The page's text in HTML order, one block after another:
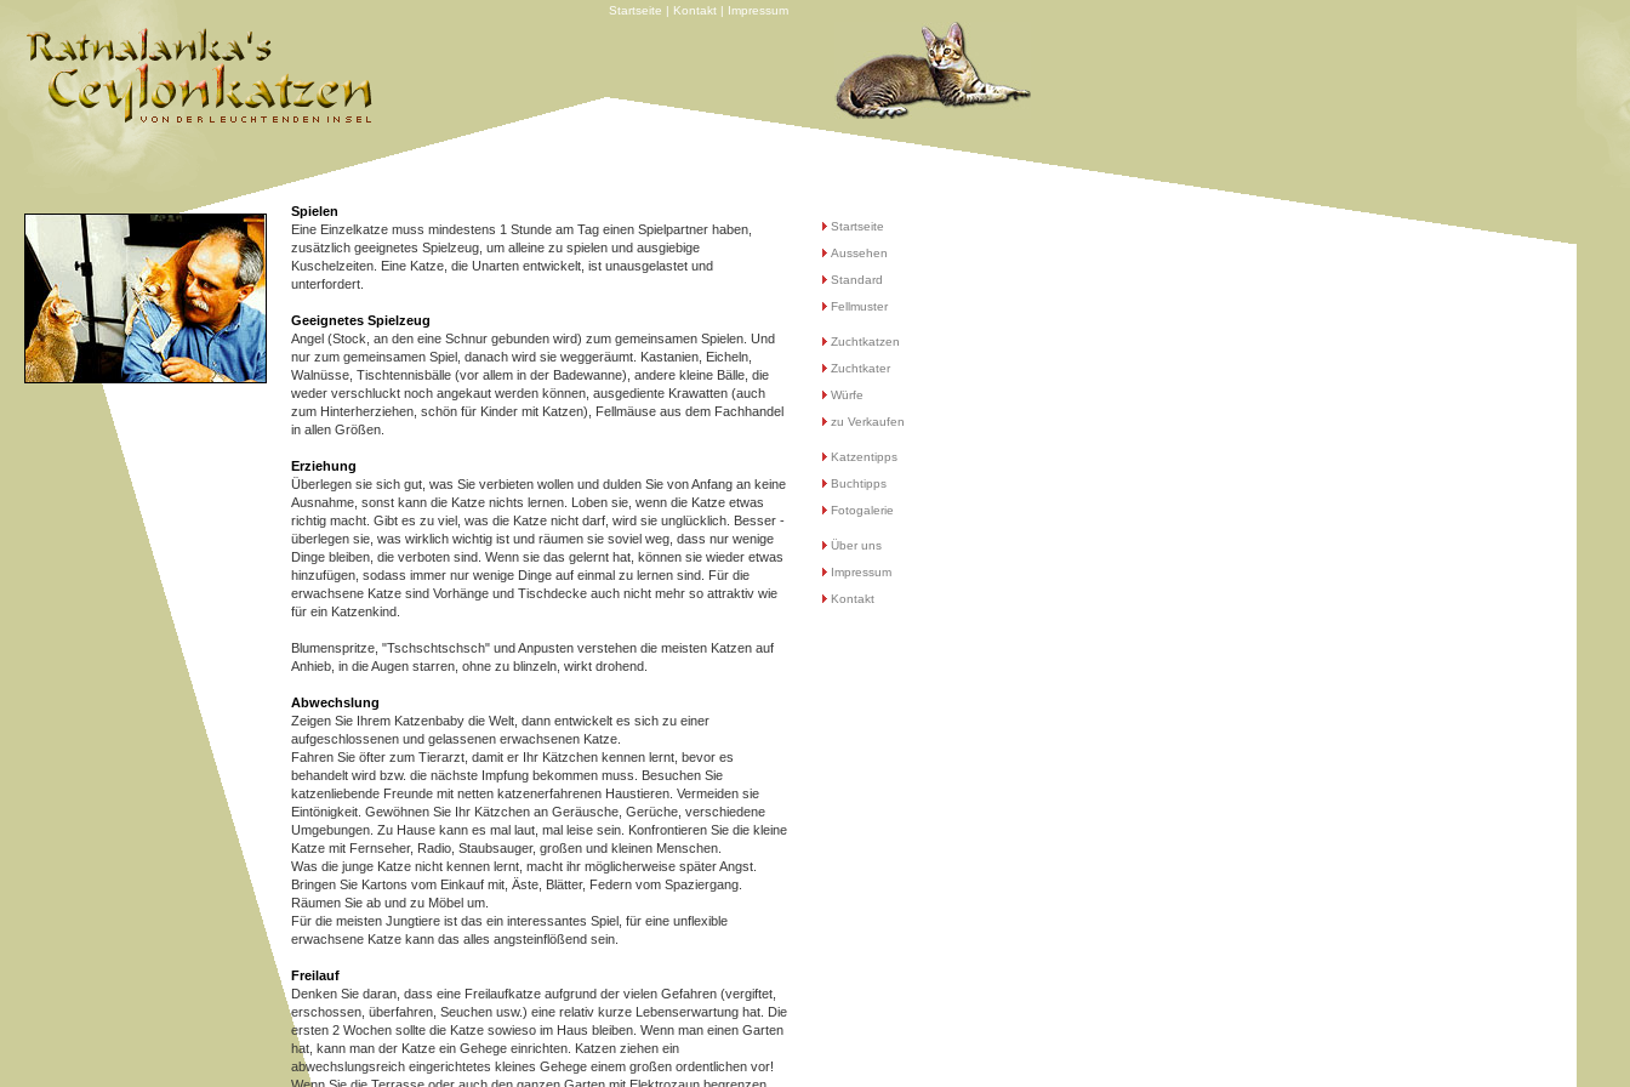
Startseite | Kontakt | Impressum
Spielen
Eine Einzelkatze muss mindestens 1 Stunde am Tag einen Spielpartner haben,
zusätzlich geeignetes Spielzeug, um alleine zu spielen und ausgiebige
Kuschelzeiten. Eine Katze, die Unarten entwickelt, ist unausgelastet und
unterfordert.
Geeignetes Spielzeug
Angel (Stock, an den eine Schnur gebunden wird) zum gemeinsamen Spielen. Und
nur zum gemeinsamen Spiel, danach wird sie weggeräumt. Kastanien, Eicheln,
Walnüsse, Tischtennisbälle (vor allem in der Badewanne), andere kleine Bälle, die
weder verschluckt noch angekaut werden können, ausgediente Krawatten (auch
zum Hinterherziehen, schön für Kinder mit Katzen), Fellmäuse aus dem Fachhandel
in allen Größen.
Erziehung
Überlegen sie sich gut, was Sie verbieten wollen und dulden Sie von Anfang an keine
Ausnahme, sonst kann die Katze nichts lernen. Loben sie, wenn die Katze etwas
richtig macht. Gibt es zu viel, was die Katze nicht darf, wird sie unglücklich. Besser -
überlegen sie, was wirklich wichtig ist und räumen sie soviel weg, dass nur wenige
Dinge bleiben, die verboten sind. Wenn sie das gelernt hat, können sie wieder etwas
hinzufügen, sodass immer nur wenige Dinge auf einmal zu lernen sind. Für die
erwachsene Katze sind Vorhänge und Tischdecke auch nicht mehr so attraktiv wie
für ein Katzenkind.
Blumenspritze, "Tschschtschsch" und Anpusten verstehen die meisten Katzen auf
Anhieb, in die Augen starren, ohne zu blinzeln, wirkt drohend.
Abwechslung
Zeigen Sie Ihrem Katzenbaby die Welt, dann entwickelt es sich zu einer
aufgeschlossenen und gelassenen erwachsenen Katze.
Fahren Sie öfter zum Tierarzt, damit er Ihr Kätzchen kennen lernt, bevor es
behandelt wird bzw. die nächste Impfung bekommen muss. Besuchen Sie
katzenliebende Freunde mit netten katzenerfahrenen Haustieren. Vermeiden sie
Eintönigkeit. Gewöhnen Sie Ihr Kätzchen an Geräusche, Gerüche, verschiedene
Umgebungen. Zu Hause kann es mal laut, mal leise sein. Konfrontieren Sie die kleine
Katze mit Fernseher, Radio, Staubsauger, großen und kleinen Menschen.
Was die junge Katze nicht kennen lernt, macht ihr möglicherweise später Angst.
Bringen Sie Kartons vom Einkauf mit, Äste, Blätter, Federn vom Spaziergang.
Räumen Sie ab und zu Möbel um.
Für die meisten Jungtiere ist das ein interessantes Spiel, für eine unflexible
erwachsene Katze kann das alles angsteinflößend sein.
Freilauf
Denken Sie daran, dass eine Freilaufkatze aufgrund der vielen Gefahren (vergiftet,
erschossen, überfahren, Seuchen usw.) eine relativ kurze Lebenserwartung hat. Die
ersten 2 Wochen sollte die Katze sowieso im Haus bleiben. Wenn man einen Garten
hat, kann man der Katze ein Gehege einrichten. Katzen ziehen ein
abwechslungsreich eingerichtetes kleines Gehege einem großen ordentlichen vor!
Startseite
Aussehen
Standard
Fellmuster
Zuchtkatzen
Zuchtkater
Würfe
zu Verkaufen
Katzentipps
Buchtipps
Fotogalerie
Über uns
Impressum
Kontakt